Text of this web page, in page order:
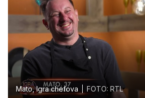
Mato, Igra chefova FOTO: RTL